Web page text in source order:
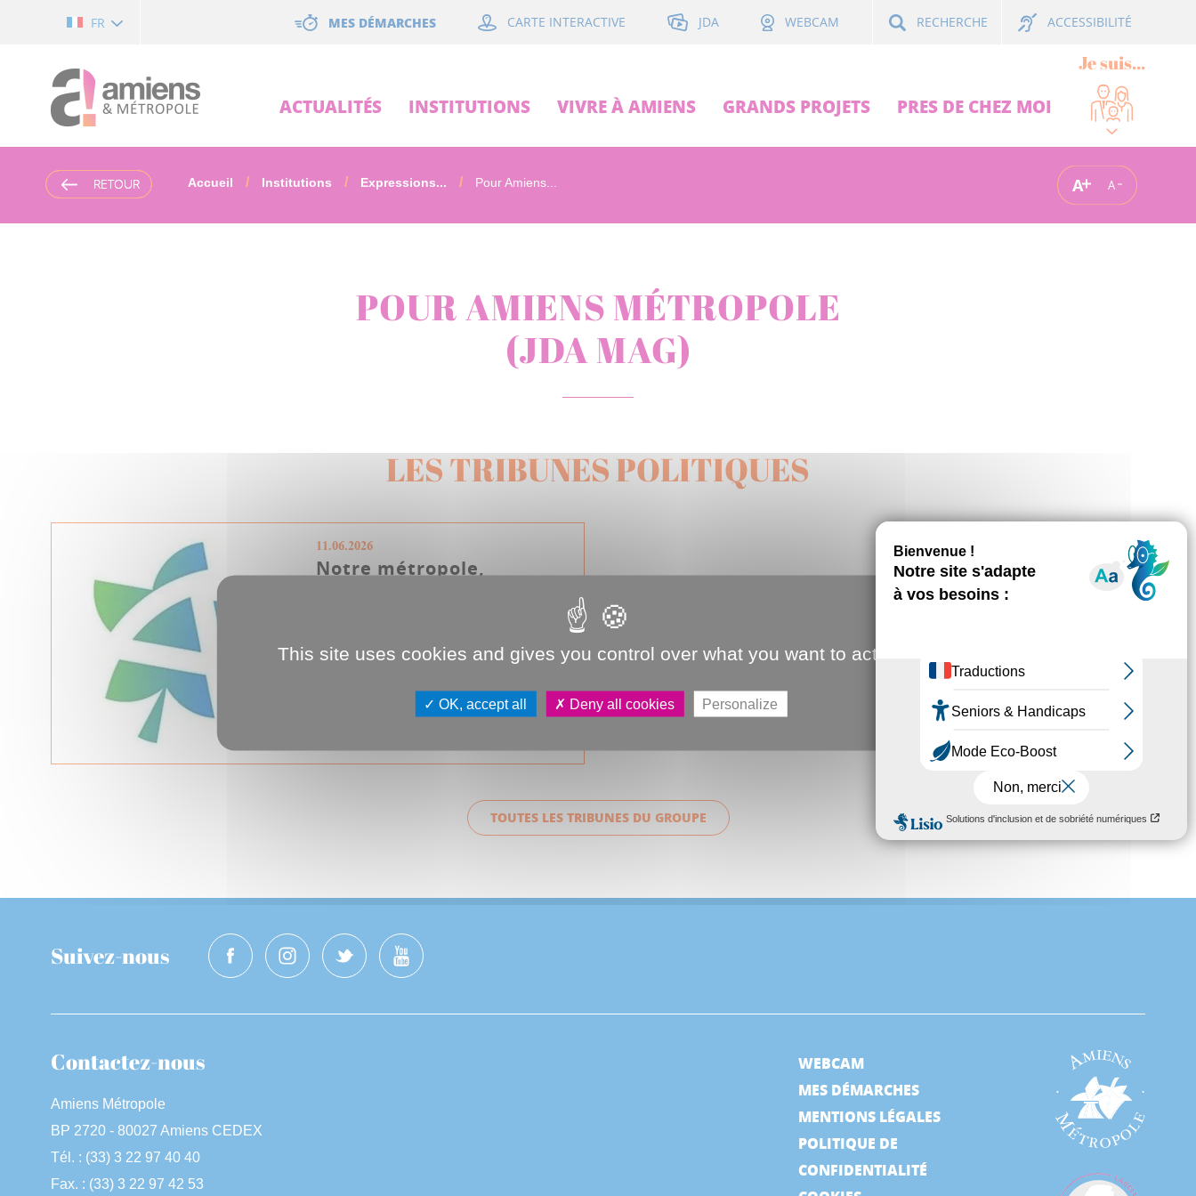
FR MES DÉMARCHES CARTE INTERACTIVE JDA WEBCAM RECHERCHE ACCESSIBILITÉ
ACTUALITÉS INSTITUTIONS VIVRE À AMIENS GRANDS PROJETS PRES DE CHEZ MOI
Je suis...
RETOUR
RETOUR Accueil Institutions Expressions... Pour Amiens... A A
POUR AMIENS MÉTROPOLE
(JDA MAG)
LES TRIBUNES POLITIQUES
11.06.2026
Notre métropole,
document important pour son
Tribune métro Pour Amiens Métropole (JDA
TOUTES LES TRIBUNES DU GROUPE
Suivez-nous
Contactez-nous
Amiens Métropole
BP 2720 - 80027 Amiens CEDEX
Tél. : (33) 3 22 97 40 40
Fax. : (33) 3 22 97 42 53
WEBCAM
MES DÉMARCHES
MENTIONS LÉGALES
POLITIQUE DE
CONFIDENTIALITÉ
This site uses cookies and gives you control over what you want to activate
OK, accept all Deny all cookies Personalize